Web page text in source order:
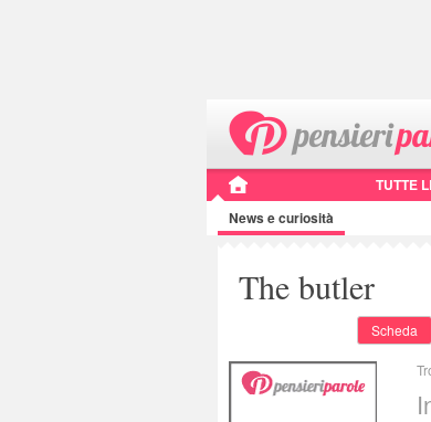
TUTTE
News e curiosità
The butler
Scheda